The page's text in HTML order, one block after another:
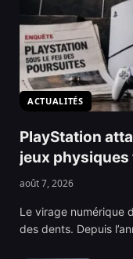
ACTUALITÉS
PlayStation
jeux
août 7, 2026
Le virage numérique
des dents. Depuis